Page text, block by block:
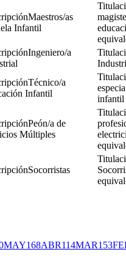
Maestros/as
Infantil
Ingeniero/a
Técnico/a
Infantil
infantil
Peón/a de
Múltiples
Socorristas
MAY168ABR114MAR153